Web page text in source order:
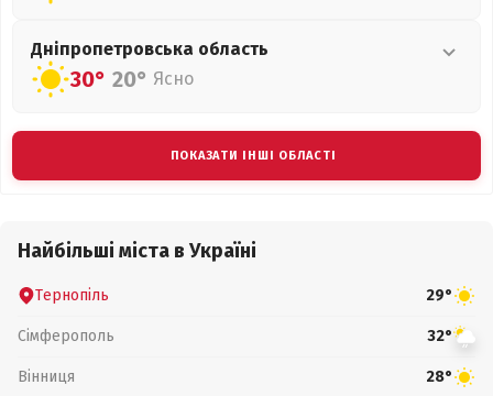
Дніпропетровська область
30° 20° Ясно
ПОКАЗАТИ ІНШІ ОБЛАСТІ
Найбільші міста в Україні
Тернопіль 29°
Сімферополь 32°
Вінниця 28°